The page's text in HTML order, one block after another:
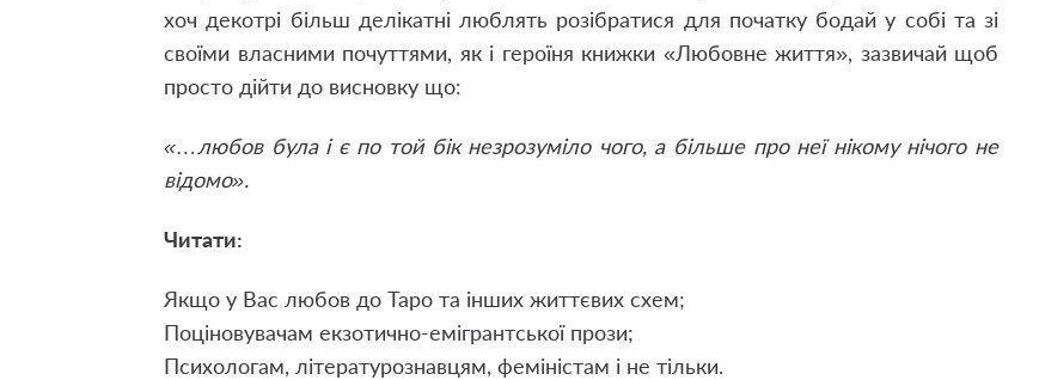
хоч декотрі більш делікатні люблять розібратися для початку бодай у собі та зі
своїми власними почуттями, як і героїня книжки «Любовне життя», зазвичай щоб
просто дійти до висновку що:
«…любов була і є по той бік незрозуміло чого, а більше про неї нікому нічого не
відомо».
Читати:
Якщо у Вас любов до Таро та інших життєвих схем;
Поціновувачам екзотично-емігрантської прози;
Психологам, літературознавцям, феміністам і не тільки.